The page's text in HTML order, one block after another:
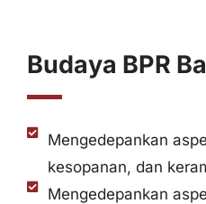
Budaya BPR
Mengedepankan
kesopanan, dan
Mengedepankan